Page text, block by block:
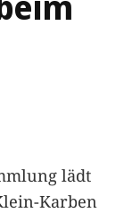
lädt
Karben